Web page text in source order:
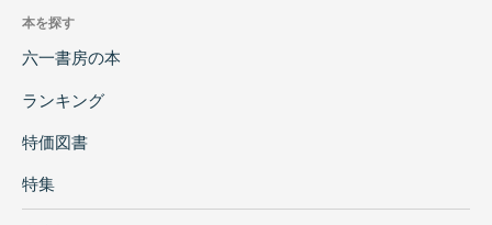
本を探す
六一書房の本
ランキング
特価図書
特集